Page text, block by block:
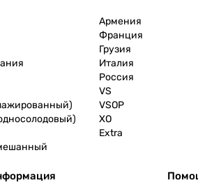
Армения
Франция
Грузия
Италия
Россия
VS
VSOP
XO
Extra